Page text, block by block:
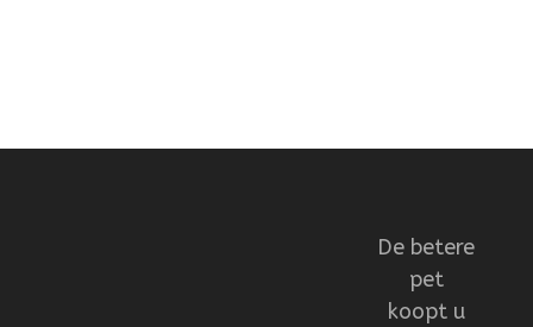
De betere
pet
koopt u